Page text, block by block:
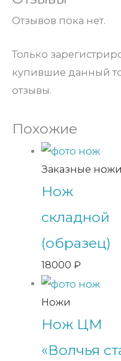
Отзывов пока нет.
Только
купившие данный
отзывы.
Похожие
Заказные ножи
Нож
складной
(образец)
18000₽
Ножи
Нож ЦМ
«Волчья